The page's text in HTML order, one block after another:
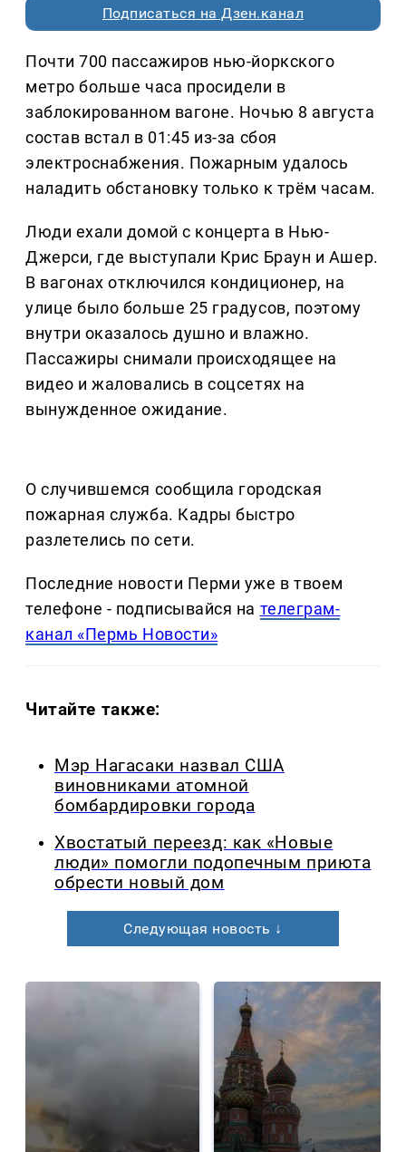
Подписаться на Дзен.канал
Почти 700 пассажиров нью-йоркского
метро больше часа просидели в
заблокированном вагоне. Ночью 8 августа
состав встал в 01:45 из-за сбоя
электроснабжения. Пожарным удалось
наладить обстановку только к трём часам.
Люди ехали домой с концерта в Нью-
Джерси, где выступали Крис Браун и Ашер.
В вагонах отключился кондиционер, на
улице было больше 25 градусов, поэтому
внутри оказалось душно и влажно.
Пассажиры снимали происходящее на
видео и жаловались в соцсетях на
вынужденное ожидание.
О случившемся сообщила городская
пожарная служба. Кадры быстро
разлетелись по сети.
Последние новости Перми уже в твоем
телефоне - подписывайся на телеграм-
канал «Пермь Новости»
Читайте также:
Мэр Нагасаки назвал США
виновниками атомной
бомбардировки города
Хвостатый переезд: как «Новые
люди» помогли подопечным приюта
обрести новый дом
Следующая новость ↓